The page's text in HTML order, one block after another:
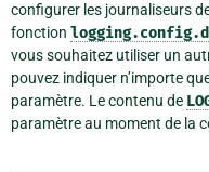
configurer les journaliseurs
fonction
vous souhaitez utiliser un
pouvez indiquer n’importe
paramètre. Le contenu de
paramètre au moment de la